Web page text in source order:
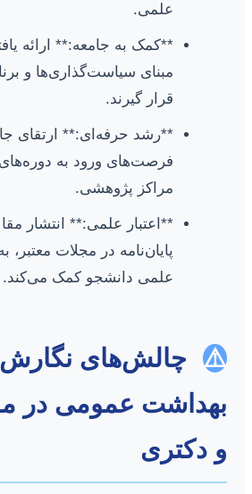
علمی.
**کمک به جامعه:** ارائه
مبنای سیاست‌گذاری‌ها و
قرار گیرند.
**رشد حرفه‌ای:** ارتقای
فرصت‌های ورود به دوره‌های
مراکز پژوهشی.
**اعتبار علمی:** انتشار
پایان‌نامه در مجلات معتبر،
علمی دانشجو کمک می‌کند.
⚠️ چالش‌های نگارش
بهداشت عمومی در
و دکتری